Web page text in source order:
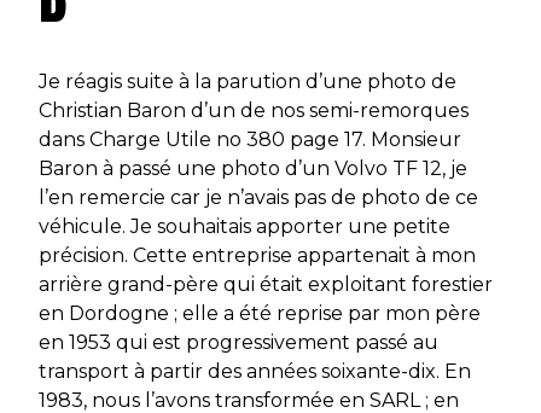
Je réagis suite à la parution d’une photo de
Christian Baron d’un de nos semi-remorques
dans Charge Utile no 380 page 17. Monsieur
Baron à passé une photo d’un Volvo TF 12, je
l’en remercie car je n’avais pas de photo de ce
véhicule. Je souhaitais apporter une petite
précision. Cette entreprise appartenait à mon
arrière grand-père qui était exploitant forestier
en Dordogne ; elle a été reprise par mon père
en 1953 qui est progressivement passé au
transport à partir des années soixante-dix. En
1983, nous l’avons transformée en SARL ; en